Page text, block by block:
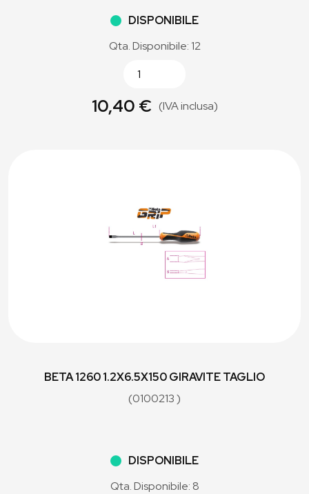
DISPONIBILE
Qta. Disponibile: 12
10,40 € (IVA inclusa)
BETA 1260 1.2X6.5X150 GIRAVITE TAGLIO
(0100213 )
DISPONIBILE
Qta. Disponibile: 8